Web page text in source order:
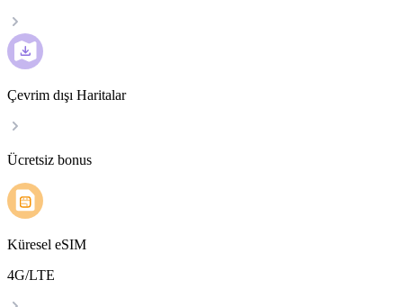
Çevrim dışı Haritalar
Ücretsiz bonus
Küresel eSIM
4G/LTE